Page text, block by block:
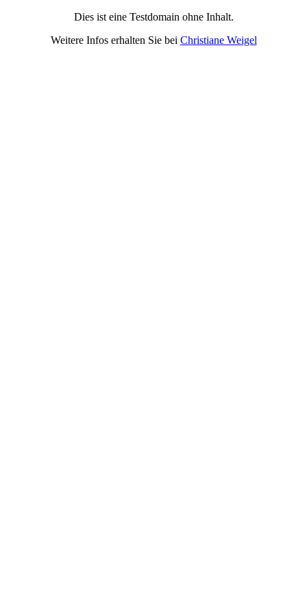
Dies ist eine Testdomain ohne Inhalt.
Weitere Infos erhalten Sie bei Christiane Weigel